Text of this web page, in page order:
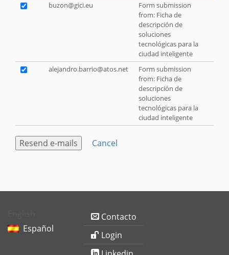
buzon@gici.eu
Form submission
from: Ficha de
descripción de
soluciones
tecnológicas para la
ciudad inteligente
alejandro.barrio@atos.net
Form submission
from: Ficha de
descripción de
soluciones
tecnológicas para la
ciudad inteligente
Cancel
Español
Contacto
Login